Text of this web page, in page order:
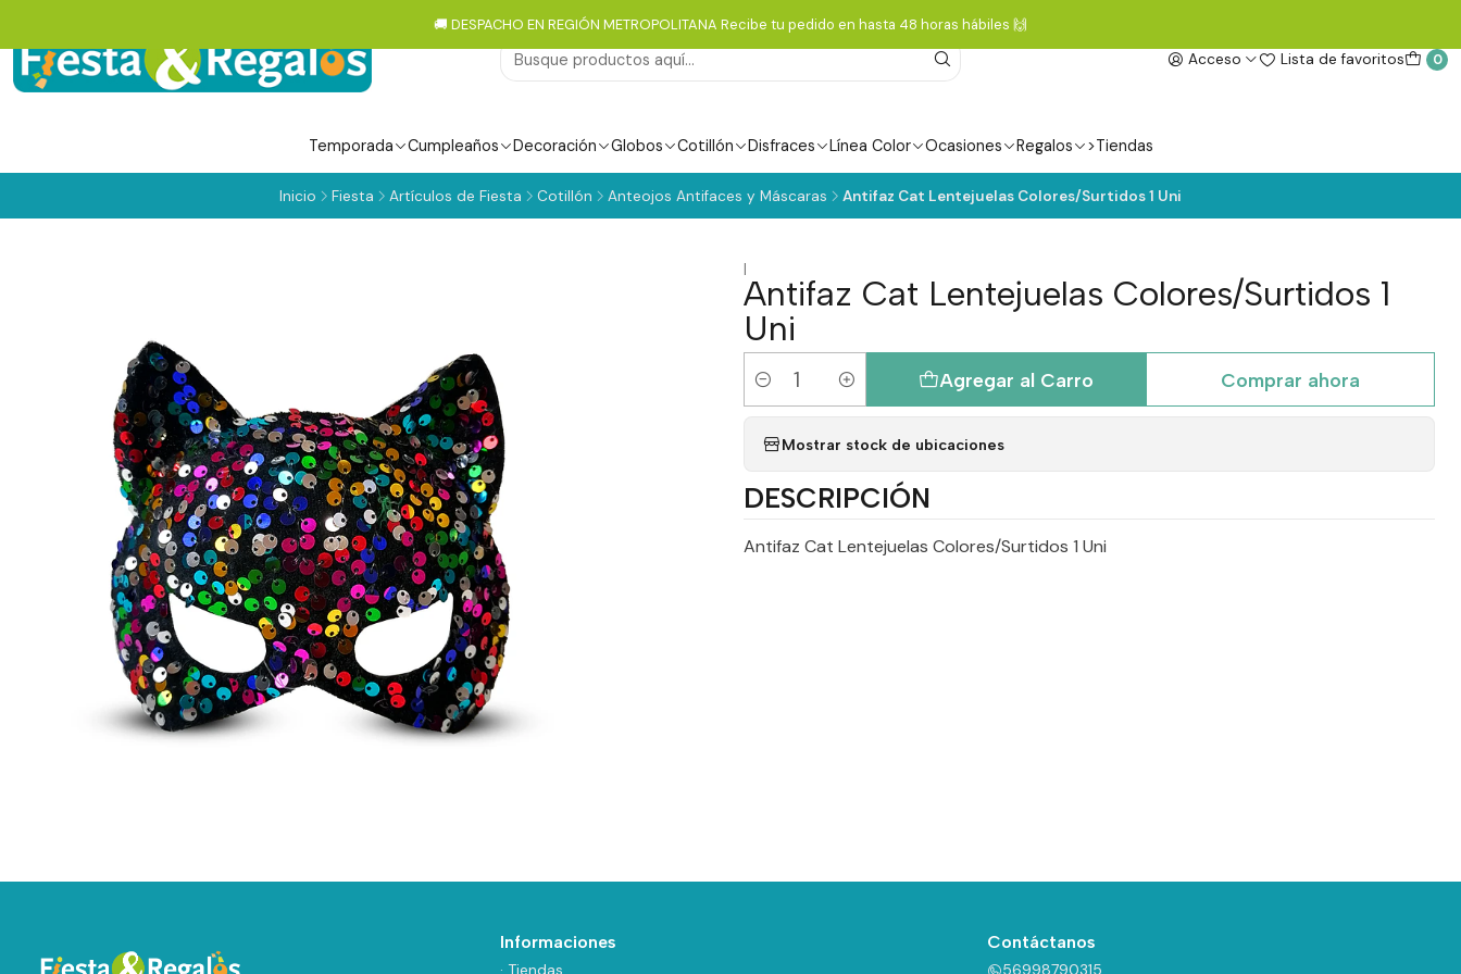
Acceso Lista de favoritos 0
Temporada Cumpleaños Decoración Globos Cotillón Disfraces Línea Color Ocasiones Regalos >Tiendas
🚚 DESPACHO EN REGIÓN METROPOLITANA Recibe tu pedido en hasta 48 horas hábiles 🙌
Inicio Fiesta Artículos de Fiesta Cotillón Anteojos Antifaces y Máscaras Antifaz Cat Lentejuelas Colores/Surtidos 1 Uni
|
Antifaz Cat Lentejuelas Colores/Surtidos 1
Uni
Cantidad
Agregar al Carro Comprar ahora
Mostrar stock de ubicaciones
DESCRIPCIÓN
Antifaz Cat Lentejuelas Colores/Surtidos 1 Uni
Informaciones
· Tiendas
Contáctanos
56998790315